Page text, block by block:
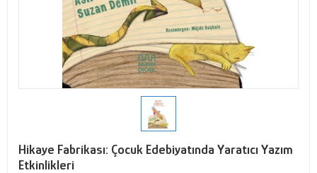
Hikaye Fabrikası: Çocuk Edebiyatında Yaratıcı Yazım
Etkinlikleri